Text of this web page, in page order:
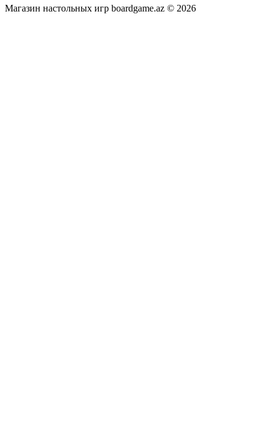
Магазин настольных игр boardgame.az © 2026